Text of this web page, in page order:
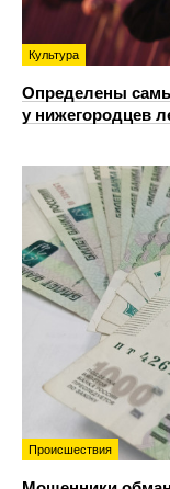
Культура
Определены
у нижегородцев
Происшествия